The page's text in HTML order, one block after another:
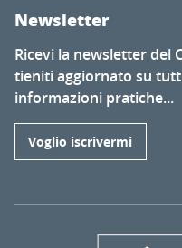
Newsletter
Ricevi la newsletter del
tieniti aggiornato su
informazioni pratiche...
Voglio iscrivermi